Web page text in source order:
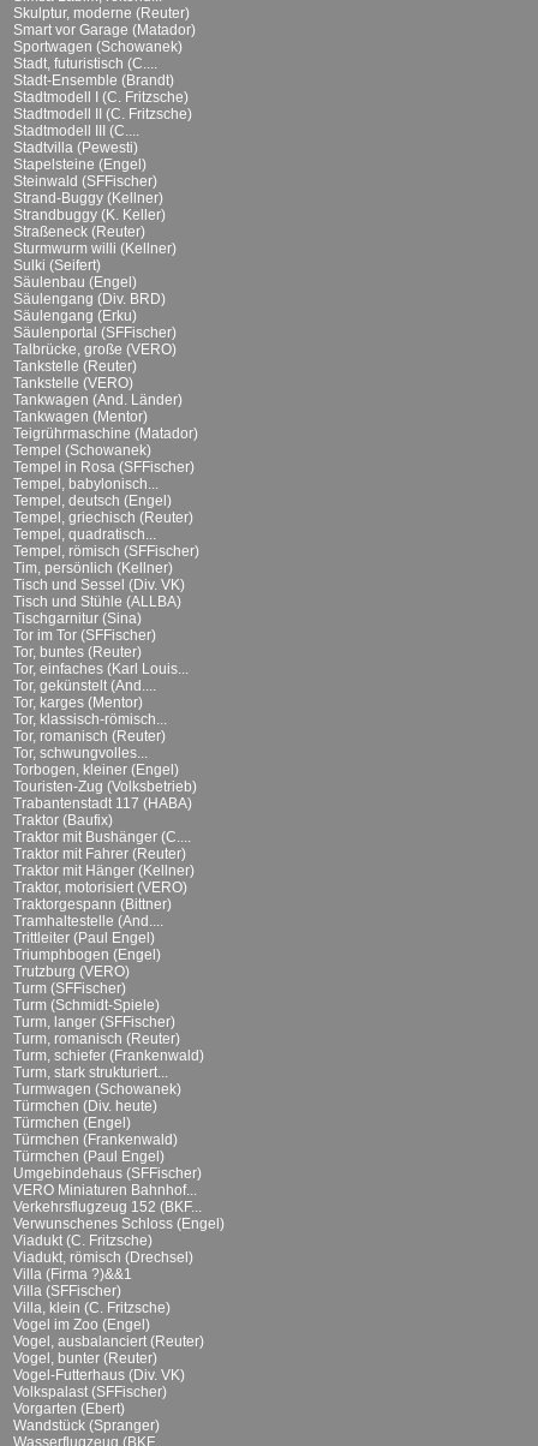
Skulptur, moderne (Reuter)
Smart vor Garage (Matador)
Sportwagen (Schowanek)
Stadt, futuristisch (C....
Stadt-Ensemble (Brandt)
Stadtmodell I (C. Fritzsche)
Stadtmodell II (C. Fritzsche)
Stadtmodell III (C....
Stadtvilla (Pewesti)
Stapelsteine (Engel)
Steinwald (SFFischer)
Strand-Buggy (Kellner)
Strandbuggy (K. Keller)
Straßeneck (Reuter)
Sturmwurm willi (Kellner)
Sulki (Seifert)
Säulenbau (Engel)
Säulengang (Div. BRD)
Säulengang (Erku)
Säulenportal (SFFischer)
Talbrücke, große (VERO)
Tankstelle (Reuter)
Tankstelle (VERO)
Tankwagen (And. Länder)
Tankwagen (Mentor)
Teigrührmaschine (Matador)
Tempel (Schowanek)
Tempel in Rosa (SFFischer)
Tempel, babylonisch...
Tempel, deutsch (Engel)
Tempel, griechisch (Reuter)
Tempel, quadratisch...
Tempel, römisch (SFFischer)
Tim, persönlich (Kellner)
Tisch und Sessel (Div. VK)
Tisch und Stühle (ALLBA)
Tischgarnitur (Sina)
Tor im Tor (SFFischer)
Tor, buntes (Reuter)
Tor, einfaches (Karl Louis...
Tor, gekünstelt (And....
Tor, karges (Mentor)
Tor, klassisch-römisch...
Tor, romanisch (Reuter)
Tor, schwungvolles...
Torbogen, kleiner (Engel)
Touristen-Zug (Volksbetrieb)
Trabantenstadt 117 (HABA)
Traktor (Baufix)
Traktor mit Bushänger (C....
Traktor mit Fahrer (Reuter)
Traktor mit Hänger (Kellner)
Traktor, motorisiert (VERO)
Traktorgespann (Bittner)
Tramhaltestelle (And....
Trittleiter (Paul Engel)
Triumphbogen (Engel)
Trutzburg (VERO)
Turm (SFFischer)
Turm (Schmidt-Spiele)
Turm, langer (SFFischer)
Turm, romanisch (Reuter)
Turm, schiefer (Frankenwald)
Turm, stark strukturiert...
Turmwagen (Schowanek)
Türmchen (Div. heute)
Türmchen (Engel)
Türmchen (Frankenwald)
Türmchen (Paul Engel)
Umgebindehaus (SFFischer)
VERO Miniaturen Bahnhof...
Verkehrsflugzeug 152 (BKF...
Verwunschenes Schloss (Engel)
Viadukt (C. Fritzsche)
Viadukt, römisch (Drechsel)
Villa (Firma ?)&&1
Villa (SFFischer)
Villa, klein (C. Fritzsche)
Vogel im Zoo (Engel)
Vogel, ausbalanciert (Reuter)
Vogel, bunter (Reuter)
Vogel-Futterhaus (Div. VK)
Volkspalast (SFFischer)
Vorgarten (Ebert)
Wandstück (Spranger)
Wasserflugzeug (BKF